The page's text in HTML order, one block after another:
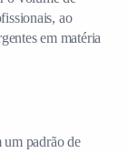
ao
em matéria
um padrão de